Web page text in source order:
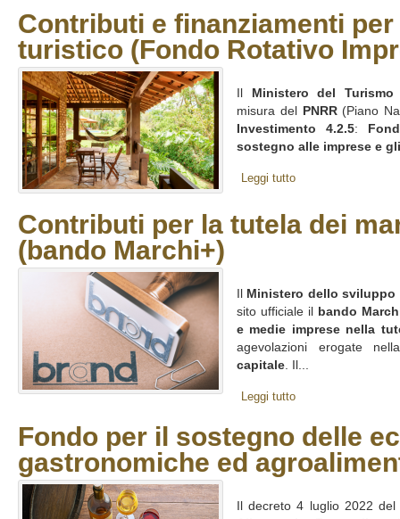
Contributi e finanziamenti
turistico (Fondo Rotativo
Ministero del Turismo
misura del
PNRR(Piano
Investimento 4.2.5:
sostegno alle imprese e
Leggi tutto
Contributi per la tutela dei
(bando Marchi+)
Ministero dello sviluppo
sito ufficiale il
bando
e medie imprese nella
agevolazioni erogate
capitale. Il...
Leggi tutto
Fondo per il sostegno delle
gastronomiche ed
Il decreto 4 luglio 2022